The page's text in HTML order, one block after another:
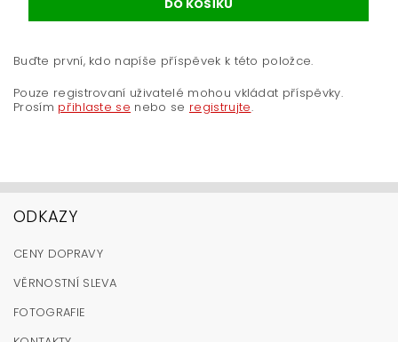
Buďte první, kdo napíše příspěvek k této položce.
Pouze registrovaní uživatelé mohou vkládat příspěvky.
Prosím přihlaste se nebo se registrujte.
ODKAZY
CENY DOPRAVY
VĚRNOSTNÍ SLEVA
FOTOGRAFIE